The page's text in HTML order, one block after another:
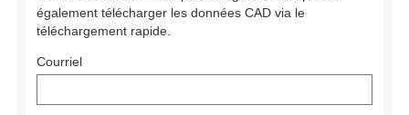
également télécharger les données CAD via le
téléchargement rapide.
Courriel